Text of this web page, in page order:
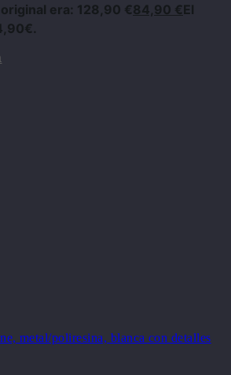
era: 128,90 €84,90 €El
metal/poliresina, blanca con detalles